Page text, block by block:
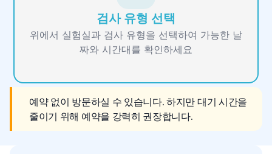
검사 유형 선택
위에서 실험실과 검사 유형을 선택하여 가능한 날
짜와 시간대를 확인하세요
예약 없이 방문하실 수 있습니다. 하지만 대기 시간을
줄이기 위해 예약을 강력히 권장합니다.